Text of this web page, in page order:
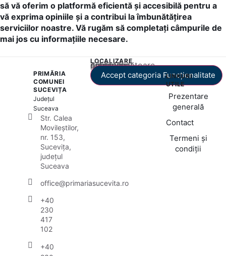
să vă oferim o platformă eficientă și accesibilă pentru a
vă exprima opiniile și a contribui la îmbunătățirea
serviciilor noastre. Vă rugăm să completați câmpurile de
mai jos cu informațiile necesare.
PRIMĂRIA
COMUNEI
SUCEVIȚA
Județul
Suceava
Str. Calea
Movileștilor,
nr. 153,
Sucevița,
județul
Suceava
office@primariasucevita.ro
+40
230
417
102
+40
LOCALIZARE
Acest conținut este blocat până când acceptați categoria corespunzătoare de cookie-uri.
Accept categoria Funcționalitate
LINKURI
UTILE
Prezentare
generală
Contact
Termeni și
condiții